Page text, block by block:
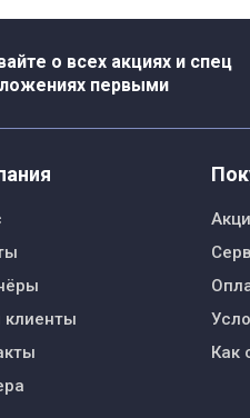
о всех акциях и спец
первыми
Как